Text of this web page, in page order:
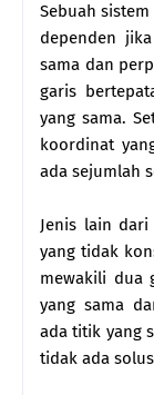
Sebuah
dependen
sama dan
garis
yang sama.
koordinat
ada sejumlah
Jenis lain
yang tidak
mewakili dua
yang sama
ada titik yang
tidak ada